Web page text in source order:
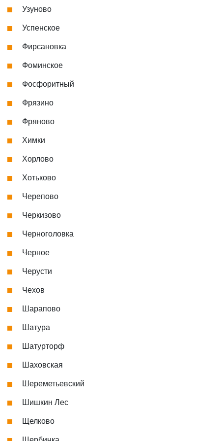
Узуново
Успенское
Фирсановка
Фоминское
Фосфоритный
Фрязино
Фряново
Химки
Хорлово
Хотьково
Черепово
Черкизово
Черноголовка
Черное
Черусти
Чехов
Шарапово
Шатура
Шатурторф
Шаховская
Шереметьевский
Шишкин Лес
Щелково